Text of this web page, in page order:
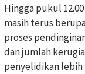
Hingga pukul
masih terus
proses
dan jumlah
penyelidikan lebih